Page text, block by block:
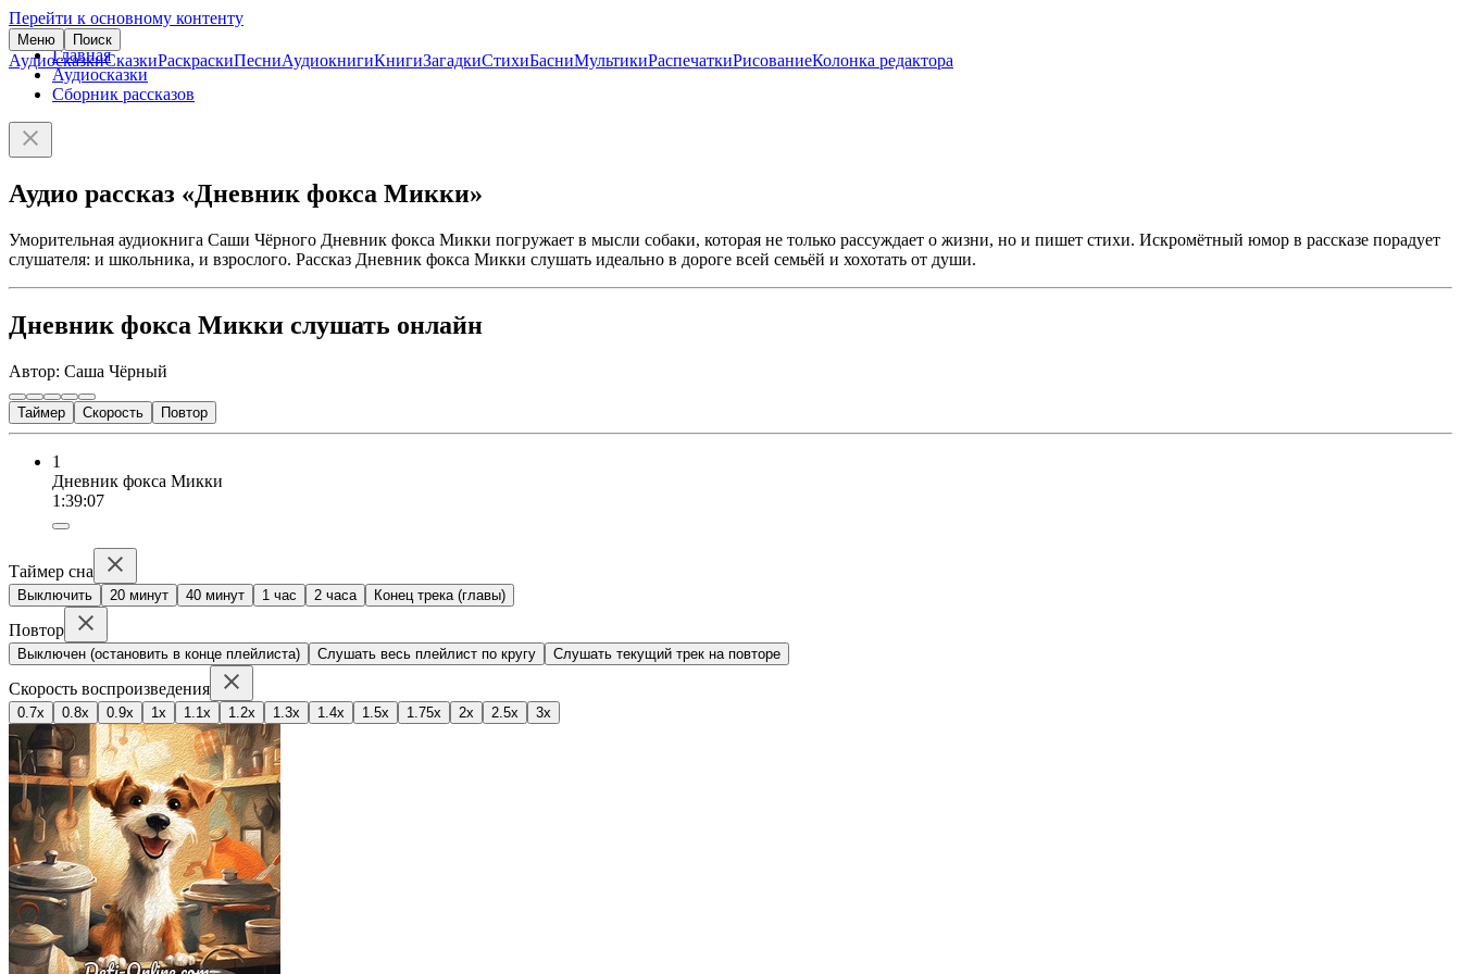
Перейти к основному контенту
Меню Поиск
АудиосказкиСказкиРаскраскиПесниАудиокнигиКнигиЗагадкиСтихиБасниМультикиРаспечаткиРисованиеКолонка редактора
Главная
Аудиосказки
Сборник рассказов
Аудио рассказ «Дневник фокса Микки»
Уморительная аудиокнига Саши Чёрного Дневник фокса Микки погружает в мысли собаки, которая не только рассуждает о жизни, но и пишет стихи. Искромётный юмор в рассказе порадует
слушателя: и школьника, и взрослого. Рассказ Дневник фокса Микки слушать идеально в дороге всей семьёй и хохотать от души.
Дневник фокса Микки слушать онлайн
Автор: Саша Чёрный
Таймер Скорость Повтор
1
Дневник фокса Микки
1:39:07
Таймер сна
Выключить 20 минут 40 минут 1 час 2 часа Конец трека (главы)
Повтор
Выключен (остановить в конце плейлиста) Слушать весь плейлист по кругу Слушать текущий трек на повторе
Скорость воспроизведения
0.7x 0.8x 0.9x 1x 1.1x 1.2x 1.3x 1.4x 1.5x 1.75x 2x 2.5x 3x